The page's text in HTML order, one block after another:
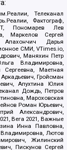
Телеканал
Фактограф,
Пономарев Лев
Маркелов Сергей
Апахончич Дарья
СМИ, VTimes.io,
Маняхин Петр
Владимировна,
Маетная
Гройсман
Апухтина Юлия
Дождь, Петров
Мароховская
Роман Юрьевич,
Александрович,
Вега 2021, Важные
Инна Павловна,
Лютов
Жилинский
Пискунов Сергей